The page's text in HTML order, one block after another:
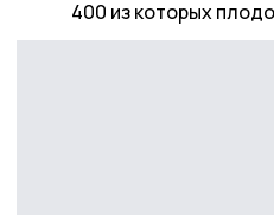
400 из которых